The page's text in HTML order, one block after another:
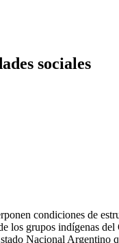
sociales
condiciones de
los grupos indígenas
Nacional Argentino